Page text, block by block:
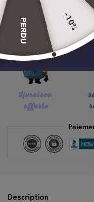
Description
-10%
PERDU